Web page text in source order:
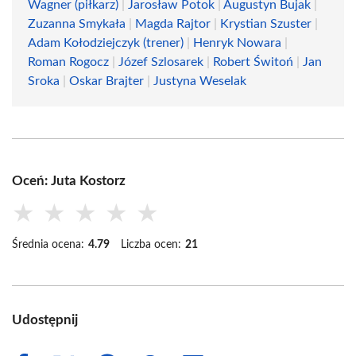
Wagner (piłkarz) Jarosław Potok Augustyn Bujak
Zuzanna Smykała
Magda Rajtor Krystian Szuster
Adam Kołodziejczyk (trener)
Henryk Nowara
Roman Rogocz
Józef Szlosarek Robert Świtoń
Jan
Sroka
Oskar Brajter Justyna Weselak
Oceń: Juta Kostorz
★ ★ ★ ★ ★
Średnia ocena: 4.79 Liczba ocen: 21
Udostępnij